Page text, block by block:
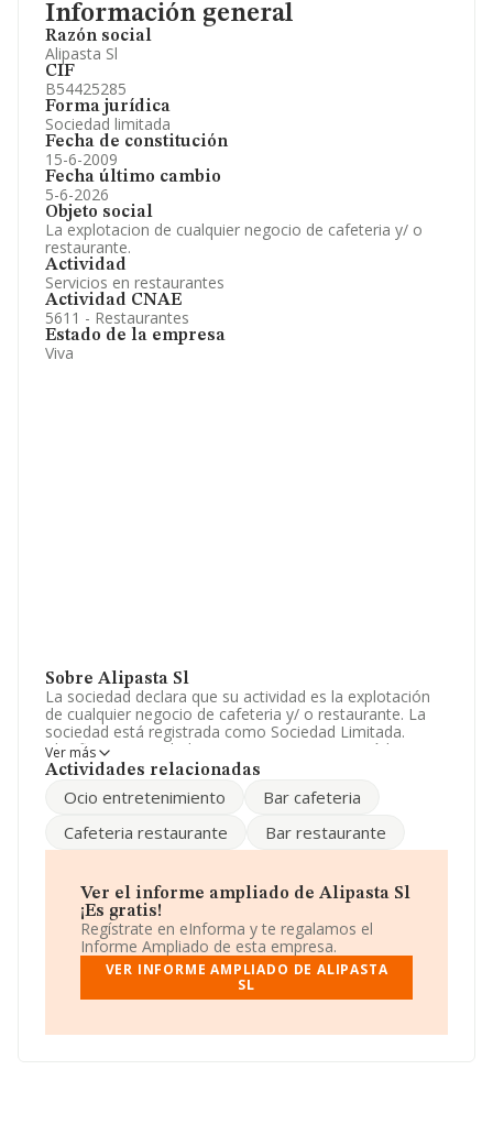
Información general
Razón social
Alipasta Sl
CIF
B54425285
Forma jurídica
Sociedad limitada
Fecha de constitución
15-6-2009
Fecha último cambio
5-6-2026
Objeto social
La explotacion de cualquier negocio de cafeteria y/ o
restaurante.
Actividad
Servicios en restaurantes
Actividad CNAE
5611 - Restaurantes
Estado de la empresa
Viva
Sobre Alipasta Sl
La sociedad declara que su actividad es la explotación
de cualquier negocio de cafeteria y/ o restaurante. La
sociedad está registrada como Sociedad Limitada.
Clasifica su actividad CNAE como '%cnae%', código
5611. La compañía no tiene actividad en mercados
empleados y atendiendo a los datos disponibles en
INFORMA, ese número ha estado por encima de la
La sociedad española
Alipasta S.L
, B54425285, se
encuentra en Calle Sol Naciente núm. 12 Plt 2, (03016),
Alicante, Comunidad Valenciana.
Con los datos a disposición de INFORMA sobre 142.938
empresas pertenecientes al sector, a nivel nacional la
media entre todas las compañías es de 223 mil euros
Ver más
Actividades relacionadas
Ocio entretenimiento
Bar cafeteria
Cafeteria restaurante
Bar restaurante
Ver el informe ampliado de Alipasta Sl
¡Es gratis!
Regístrate en eInforma y te regalamos el
Informe Ampliado de esta empresa.
VER INFORME AMPLIADO DE ALIPASTA
SL